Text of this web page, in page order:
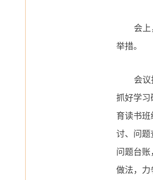
会上
举措。
会议
抓好学习
育读书班
讨、问题
问题台
做法，力